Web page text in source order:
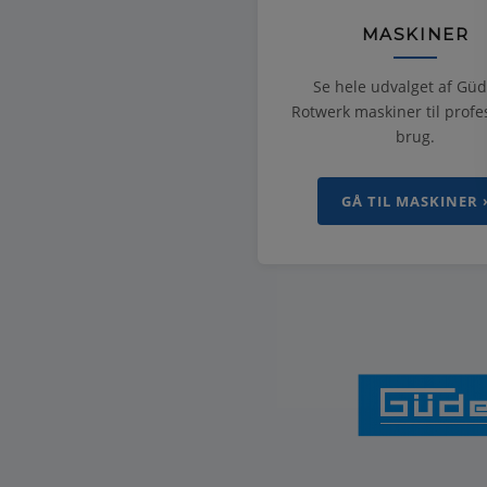
MASKINER
Se hele udvalget af
Rotwerk maskiner til
brug.
GÅ TIL MASKINER ›